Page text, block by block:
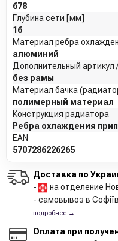
678
Глубина сети [мм]
16
Материал ребра
алюминий
Дополнительный
без рамы
Материал бачка
полимерный материал
Конструкция радиатора
Ребра охлаждения
EAN
5707286226265
Доставка по
-
на отделение
- самовывоз в
подробнее →
Оплата при